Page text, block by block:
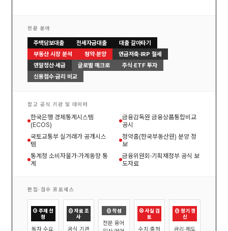
전문 분야
주택담보대출 전세자금대출
대출 갈아타기
부동산 시장 분석
청약·분양
연금저축·IRP 절세
연말정산·세금
글로벌 매크로
주식·ETF 투자
신용점수·금리 비교
참고 공식 기관 및 데이터
한국은행 경제통계시스템
(ECOS)
금융감독원 금융상품통합비교
공시
국토교통부 실거래가 공개시스
템
청약홈(한국부동산원) 분양 정
보
통계청 소비자물가·가계동향 통
계
금융위원회·기획재정부 공식 보
도자료
편집·검수 프로세스
① 주제 선
정
독자 수요·
② 자료 조
사
공식 기관
③ 작성
전문 용어
④ 사실 검
토
수치·출처
⑤ 정기 갱
신
금리·제도